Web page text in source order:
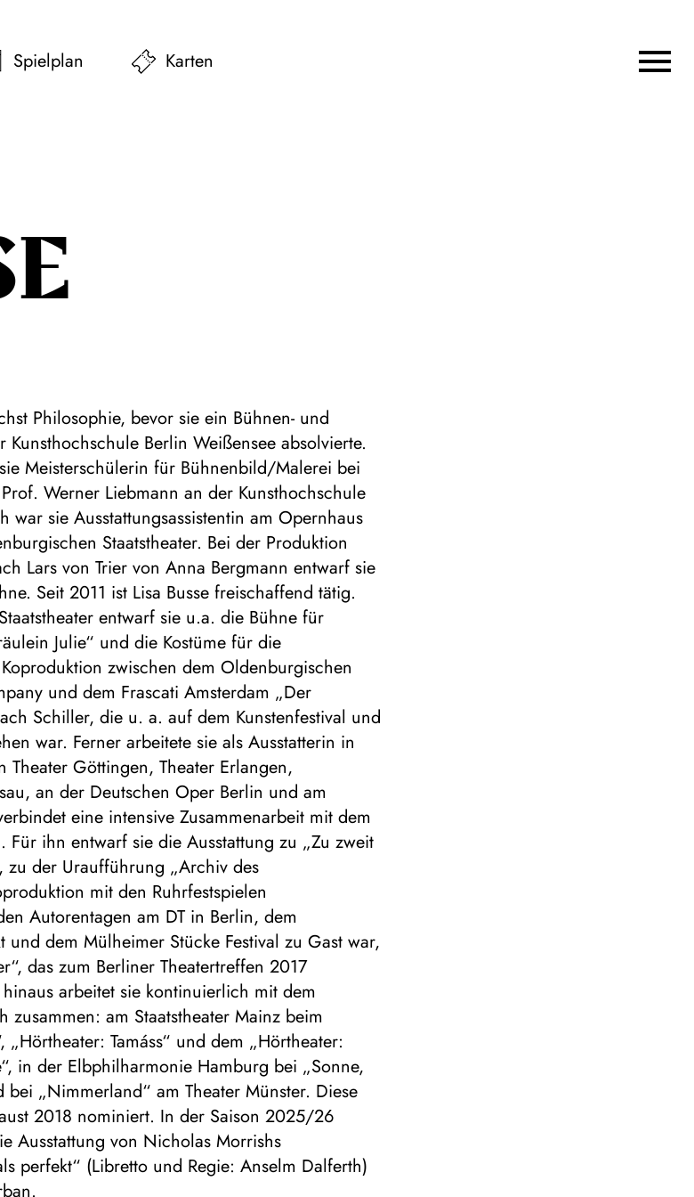
Spielplan
Karten
Philosophie, bevor sie ein Bühnen- und
Kunsthochschule Berlin Weißensee absolvierte.
Meisterschülerin für Bühnenbild/Malerei bei
Werner Liebmann an der Kunsthochschule
war sie Ausstattungsassistentin am Opernhaus
Staatstheater. Bei der Produktion
Lars von Trier von Anna Bergmann entwarf sie
Seit 2011 ist Lisa Busse freischaffend tätig.
entwarf sie u.a. die Bühne für
Julie“ und die Kostüme für die
zwischen dem Oldenburgischen
und dem Frascati Amsterdam „Der
Schiller, die u. a. auf dem Kunstenfestival und
war. Ferner arbeitete sie als Ausstatterin in
Theater Göttingen, Theater Erlangen,
an der Deutschen Oper Berlin und am
eine intensive Zusammenarbeit mit dem
Für ihn entwarf sie die Ausstattung zu „Zu zweit
zu der Uraufführung „Archiv des
mit den Ruhrfestspielen
Autorentagen am DT in Berlin, dem
und dem Mülheimer Stücke Festival zu Gast war,
das zum Berliner Theatertreffen 2017
arbeitet sie kontinuierlich mit dem
zusammen: am Staatstheater Mainz beim
„Hörtheater: Tamáss“ und dem „Hörtheater:
in der Elbphilharmonie Hamburg bei „Sonne,
„Nimmerland“ am Theater Münster. Diese
2018 nominiert. In der Saison 2025/26
Ausstattung von Nicholas Morrishs
perfekt“ (Libretto und Regie: Anselm Dalferth)